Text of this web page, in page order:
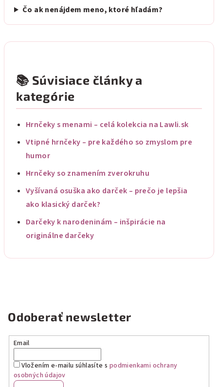
Čo ak nenájdem meno, ktoré hľadám?
📚 Súvisiace články a
kategórie
Hrnčeky s menami – celá kolekcia na Lawli.sk
Vtipné hrnčeky – pre každého so zmyslom pre
humor
Hrnčeky so znamením zverokruhu
Vyšívaná osuška ako darček – prečo je lepšia
ako klasický darček?
Darčeky k narodeninám – inšpirácie na
originálne darčeky
Odoberať newsletter
Email
Vložením e-mailu súhlasíte s podmienkami ochrany
osobných údajov